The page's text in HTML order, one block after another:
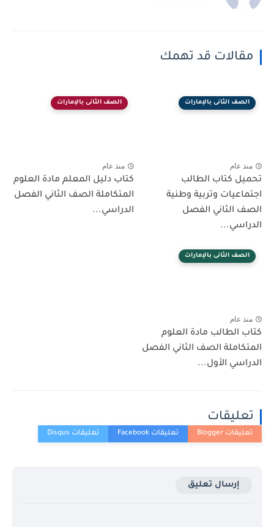
مقالات قد تهمك
الصف الثانى بالإمارات
منذ عام
تحميل كتاب الطالب
اجتماعيات وتربية وطنية
الصف الثاني الفصل
الدراسي...
الصف الثانى بالإمارات
منذ عام
كتاب دليل المعلم مادة العلوم
المتكاملة الصف الثاني الفصل
الدراسي...
الصف الثانى بالإمارات
منذ عام
كتاب الطالب مادة العلوم
المتكاملة الصف الثاني الفصل
الدراسي الأول...
تعليقات
إرسال تعليق